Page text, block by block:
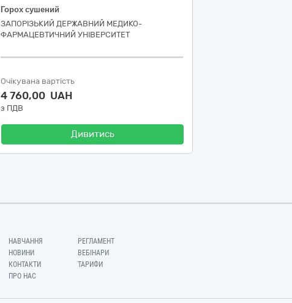
Горох сушений
ЗАПОРІЗЬКИЙ ДЕРЖАВНИЙ МЕДИКО-
ФАРМАЦЕВТИЧНИЙ УНІВЕРСИТЕТ
Очікувана вартість
4 760,00 UAH
з ПДВ
Дивитись
НАВЧАННЯ
НОВИНИ
КОНТАКТИ
ПРО НАС
РЕГЛАМЕНТ
ВЕБІНАРИ
ТАРИФИ